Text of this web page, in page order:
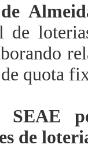
de
quota
de